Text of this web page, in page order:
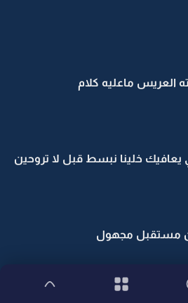
العريس ماعليه كلام
يعافيك خلينا نبسط قبل لا تروحين
مستقبل مجهول